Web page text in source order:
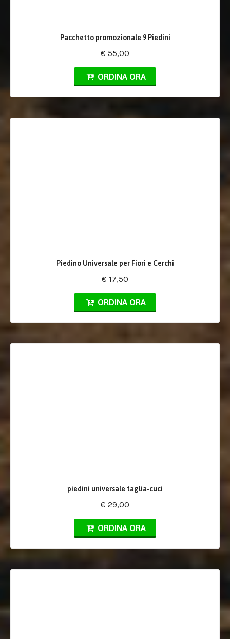
Pacchetto promozionale 9 Piedini
€ 55,00
ORDINA ORA
Piedino Universale per Fiori e Cerchi
€ 17,50
ORDINA ORA
piedini universale taglia-cuci
€ 29,00
ORDINA ORA